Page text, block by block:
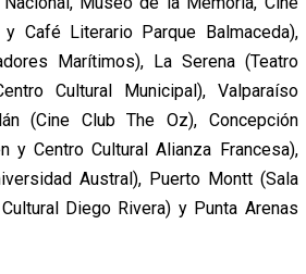
Café Literario Parque Balmaceda),
Marítimos), La Serena (Teatro
Cultural Municipal), Valparaíso
(Cine Club The Oz), Concepción
y Centro Cultural Alianza Francesa),
Austral), Puerto Montt (Sala
Diego Rivera) y Punta Arenas